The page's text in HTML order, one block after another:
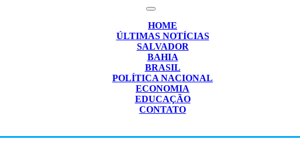
HOME
ÚLTIMAS NOTÍCIAS
SALVADOR
BAHIA
BRASIL
POLÍTICA NACIONAL
ECONOMIA
EDUCAÇÃO
CONTATO